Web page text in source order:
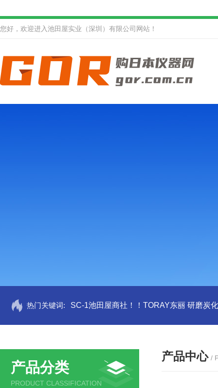
您好，欢迎进入池田屋实业（深圳）有限公司网站！
热门关键词: SC-1池田屋商社！！TORAY东丽 研磨炭
产品分类
PRODUCT CLASSIFICATION
产品中心 /